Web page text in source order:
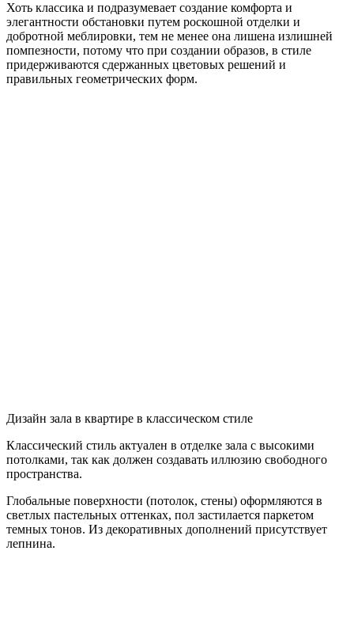
Хоть классика и подразумевает создание комфорта и
элегантности обстановки путем роскошной отделки и
добротной меблировки, тем не менее она лишена излишней
помпезности, потому что при создании образов, в стиле
придерживаются сдержанных цветовых решений и
правильных геометрических форм.
Дизайн зала в квартире в классическом стиле
Классический стиль актуален в отделке зала с высокими
потолками, так как должен создавать иллюзию свободного
пространства.
Глобальные поверхности (потолок, стены) оформляются в
светлых пастельных оттенках, пол застилается паркетом
темных тонов. Из декоративных дополнений присутствует
лепнина.